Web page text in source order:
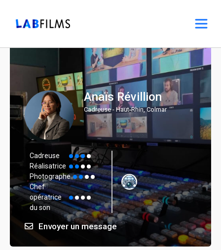
Anaïs Révillion
Cadreuse - Haut-Rhin, Colmar
Cadreuse
Réalisatrice
Photographe
Chef
opératrice
du son
Envoyer un message